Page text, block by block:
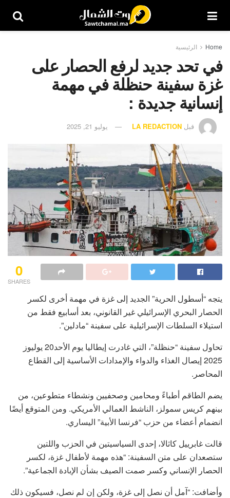
Home الرئيسية
في تحد جديد لرفع الحصار على
غزة سفينة حنظلة في مهمة
إنسانية جديدة :
قبل LA REDACTION يوليو 21, 2025
0
SHARES
يتجه “أسطول الحرية” الجديد إلى غزة في مهمة أخرى لكسر
الحصار البحري الإسرائيلي غير القانوني، بعد أسابيع فقط من
استيلاء السلطات الإسرائيلية على سفينة “مادلين”.
تحاول سفينة “حنظلة”، التي غادرت إيطاليا يوم الأحد20 يوليوز
2025 إيصال الغذاء والدواء والإمدادات الأساسية إلى القطاع
المحاصر.
يضم الطاقم أطباءً ومحامين وصحفيين ونشطاء متطوعين، من
بينهم كريس سمولز، الناشط العمالي الأمريكي. ومن المتوقع أيضًا
انضمام أعضاء من حزب “فرنسا الأبية” اليساري.
قالت غابرييل كاثالا، إحدى السياسيتين في الحزب واللتين
ستصعدان على متن السفينة: “هذه مهمة لأطفال غزة، لكسر
الحصار الإنساني وكسر صمت الصيف بشأن الإبادة الجماعية”.
وأضافت: “آمل أن نصل إلى غزة، ولكن إن لم نصل، فسيكون ذلك